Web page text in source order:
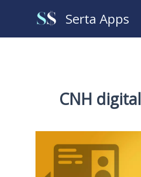
Serta Apps
CNH digital